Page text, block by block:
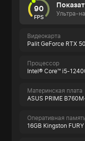
90
FPS Ультра-
Видеокарта
Palit GeForce RTX
Процессор
Intel® Core™ i5-
Материнская плата
ASUS PRIME
Оперативная
16GB Kingston